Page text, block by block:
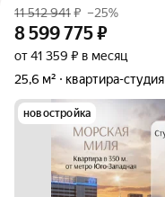
11 512 941₽ –25%
8 599 775₽
от 41 359 ₽ в месяц
25,6 м²
квартира-студия
новостройка